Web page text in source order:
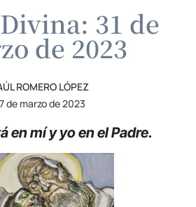
31 de
de 2023
ROMERO LÓPEZ
de marzo de 2023
en mí y yo en el Padre.